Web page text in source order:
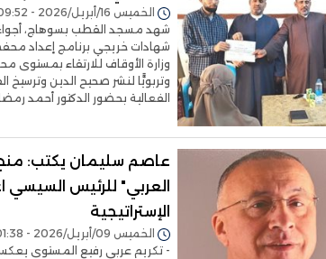
الخميس 16/أبريل/2026 - 09:52 م
شهد مسجد القطب بسوهاج، أجواءً
شهادات خريجي برنامج إعداد
وزارة الأوقاف للارتقاء بمستوى
وتربويًّا لنشر صحيح الدين وترسيخ
الفعالية بحضور الدكتور أحمد
عاصم سليمان يكتب: منح
العربي" للرئيس السيسي
الإستراتيجية
الخميس 09/أبريل/2026 - 01:38 م
- تكريم عربي رفيع المستوى يعكس